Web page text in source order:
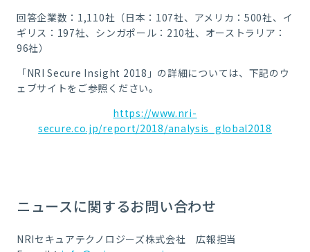
回答企業数：1,110社（日本：107社、アメリカ：500社、イ
ギリス：197社、シンガポール：210社、オーストラリア：
96社）
「NRI Secure Insight 2018」の詳細については、下記のウ
ェブサイトをご参照ください。
https://www.nri-
secure.co.jp/report/2018/analysis_global2018
ニュースに関するお問い合わせ
NRIセキュアテクノロジーズ株式会社 広報担当